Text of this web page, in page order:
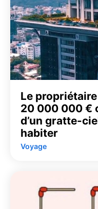
Le
20 000 000 €
d’un gratte-
habiter
Voyage